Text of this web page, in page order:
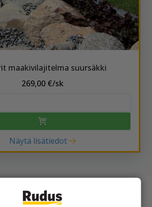
maakivilajitelma suursäkki
269,00 €/sk
Näytä lisätiedot